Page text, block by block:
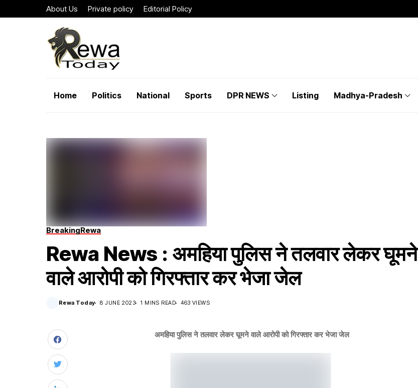
About Us Private policy Editorial Policy
Home Politics National Sports DPR NEWS Listing Madhya-Pradesh
BreakingRewa
Rewa News : अमहिया पुलिस ने तलवार लेकर घूमने
वाले आरोपी को गिरफ्तार कर भेजा जेल
Rewa Today 8 JUNE 2023 1 MINS READ 463 VIEWS
अमहिया पुलिस ने तलवार लेकर घूमने वाले आरोपी को गिरफ्तार कर भेजा जेल